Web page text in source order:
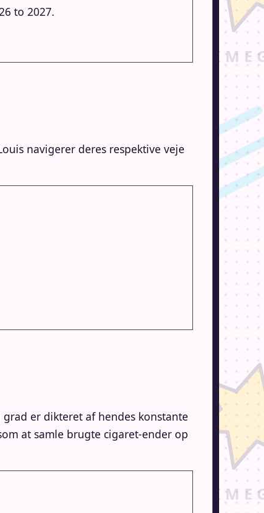
to 2027.
navigerer deres respektive veje
er dikteret af hendes konstante
at samle brugte cigaret-ender op